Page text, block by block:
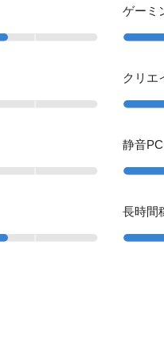
ゲーミ
クリエ
静音PC
長時間